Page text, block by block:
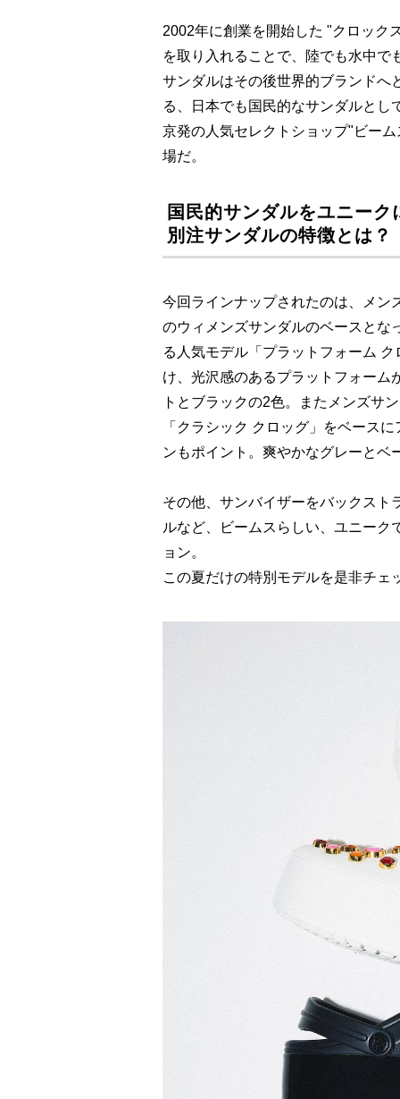
2002年に創業を開始した "クロック
を取り入れることで、陸でも水中で
サンダルはその後世界的ブランドへ
る、日本でも国民的なサンダルと
京発の人気セレクトショップ"ビー
場だ。
国民的サンダルをユニー
別注サンダルの特徴とは？
今回ラインナップされたのは、メン
のウィメンズサンダルのベースとな
る人気モデル「プラットフォーム
け、光沢感のあるプラットフォーム
トとブラックの2色。またメンズサ
「クラシック クロッグ」をベース
ンもポイント。爽やかなグレーとベ
その他、サンバイザーをバックスト
ルなど、ビームスらしい、ユニーク
ョン。
この夏だけの特別モデルを是非チェ